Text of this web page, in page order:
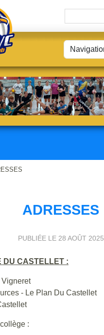
ADRESSES
PUBLIÉE LE 28 AOÛT 2025
DU CASTELLET :
- Le Plan Du Castellet
:
des cookies